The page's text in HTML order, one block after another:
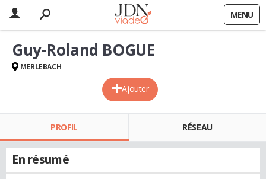
MENU
Ajouter
Guy-Roland BOGUE
MERLEBACH
PROFIL RÉSEAU
En résumé